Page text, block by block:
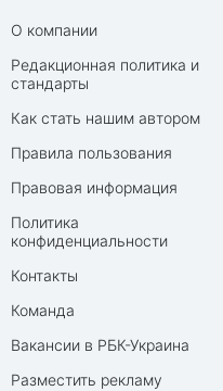
О компании
Редакционная политика и
стандарты
Как стать нашим автором
Правила пользования
Правовая информация
Политика
конфиденциальности
Контакты
Команда
Вакансии в РБК-Украина
Разместить рекламу